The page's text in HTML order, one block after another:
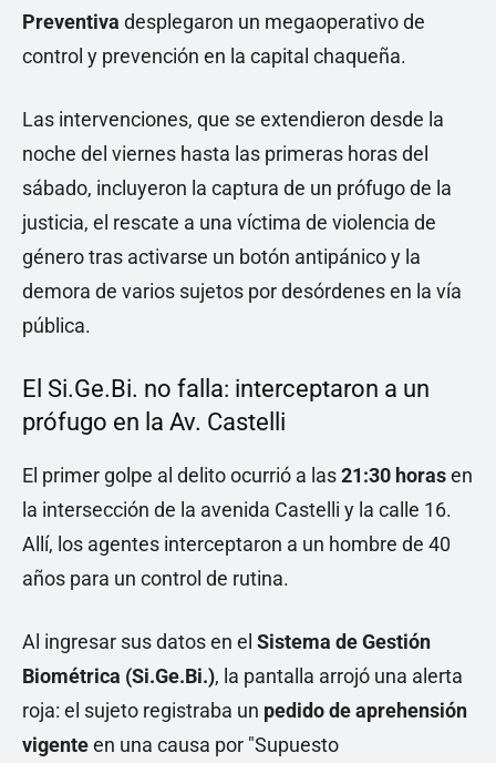
Preventiva desplegaron un megaoperativo de
control y prevención en la capital chaqueña.
Las intervenciones, que se extendieron desde la
noche del viernes hasta las primeras horas del
sábado, incluyeron la captura de un prófugo de la
justicia, el rescate a una víctima de violencia de
género tras activarse un botón antipánico y la
demora de varios sujetos por desórdenes en la vía
pública.
El Si.Ge.Bi. no falla: interceptaron a un
prófugo en la Av. Castelli
El primer golpe al delito ocurrió a las21:30 horasen
la intersección de la avenida Castelli y la calle 16.
Allí, los agentes interceptaron a un hombre de 40
años para un control de rutina.
Al ingresar sus datos en el Sistema de Gestión
Biométrica (Si.Ge.Bi.), la pantalla arrojó una alerta
roja: el sujeto registraba un pedido de aprehensión
vigenteen una causa por "Supuesto